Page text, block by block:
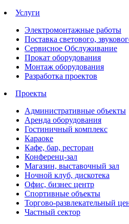
Услуги
Электромонтажные работы
Поставка светового,
Сервисное Обслуживание
Прокат оборудования
Монтаж оборудования
Разработка проектов
Проекты
Административные объекты
Аренда оборудования
Гостиничный комплекс
Караоке
Кафе, бар, ресторан
Конференц-зал
Магазин, выставочный зал
Ночной клуб, дискотека
Офис, бизнес центр
Спортивные объекты
Торгово-развлекательный
Частный сектор